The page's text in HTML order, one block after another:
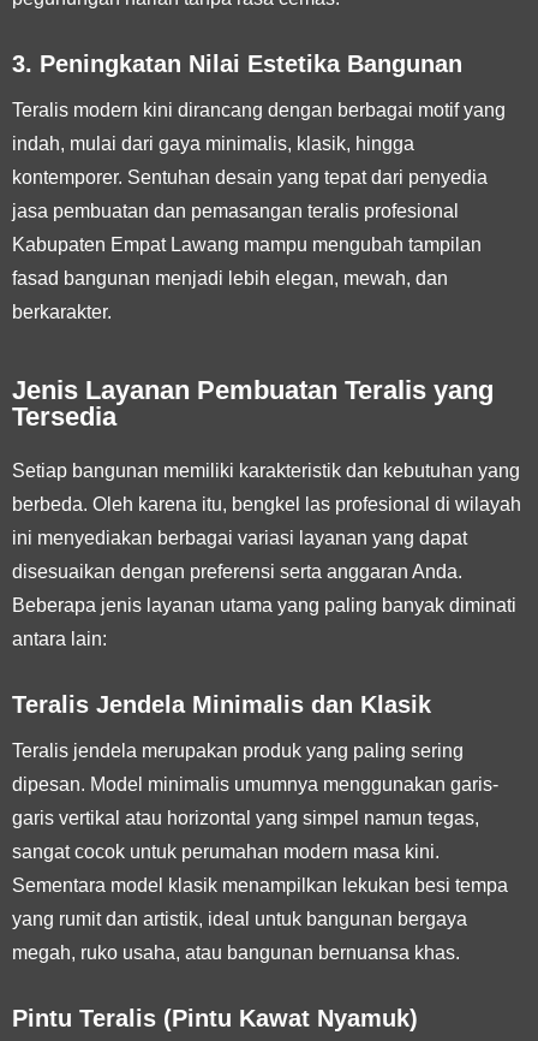
3. Peningkatan Nilai Estetika Bangunan
Teralis modern kini dirancang dengan berbagai motif yang
indah, mulai dari gaya minimalis, klasik, hingga
kontemporer. Sentuhan desain yang tepat dari penyedia
jasa pembuatan dan pemasangan teralis profesional
Kabupaten Empat Lawang mampu mengubah tampilan
fasad bangunan menjadi lebih elegan, mewah, dan
berkarakter.
Jenis Layanan Pembuatan Teralis yang
Tersedia
Setiap bangunan memiliki karakteristik dan kebutuhan yang
berbeda. Oleh karena itu, bengkel las profesional di wilayah
ini menyediakan berbagai variasi layanan yang dapat
disesuaikan dengan preferensi serta anggaran Anda.
Beberapa jenis layanan utama yang paling banyak diminati
antara lain:
Teralis Jendela Minimalis dan Klasik
Teralis jendela merupakan produk yang paling sering
dipesan. Model minimalis umumnya menggunakan garis-
garis vertikal atau horizontal yang simpel namun tegas,
sangat cocok untuk perumahan modern masa kini.
Sementara model klasik menampilkan lekukan besi tempa
yang rumit dan artistik, ideal untuk bangunan bergaya
megah, ruko usaha, atau bangunan bernuansa khas.
Pintu Teralis (Pintu Kawat Nyamuk)